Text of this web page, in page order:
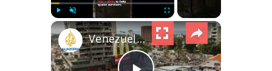
Play Unmute Fullscreen ×
Venezuelan doctors convert restaurant into a clinic after earthquake